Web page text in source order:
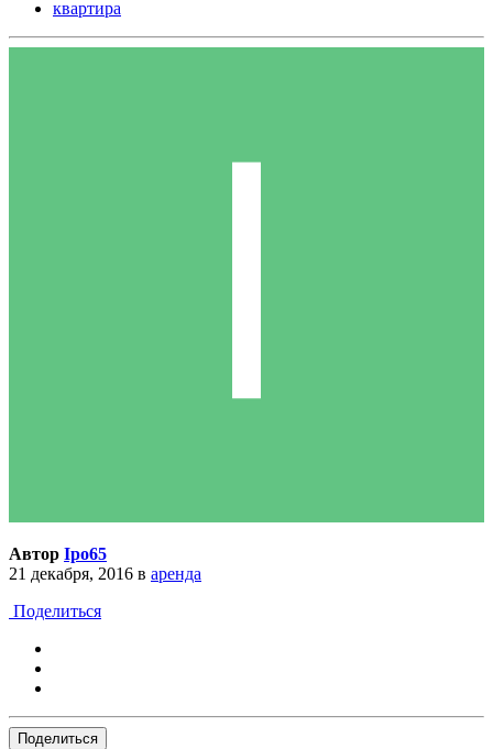
квартира
Автор Ipo65
21 декабря, 2016 в аренда
Поделиться
Поделиться